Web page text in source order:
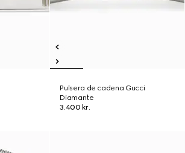
Pulsera de cadena Gucci
Diamante
3.400 kr.